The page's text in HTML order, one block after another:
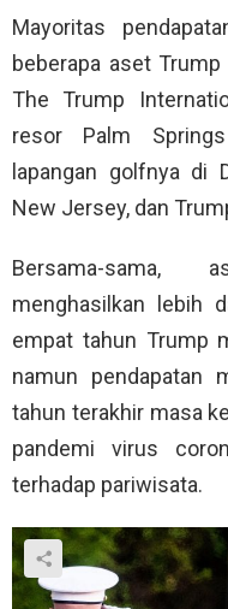
Mayoritas
beberapa aset
The Trump
resor Palm
lapangan golfnya di
New Jersey, dan
Bersama-sama,
menghasilkan lebih
empat tahun Trump
namun pendapatan
tahun terakhir masa
pandemi virus
terhadap pariwisata.